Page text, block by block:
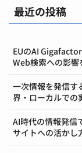
最近の投稿
EUのAI
Web検索への影響
一次情報を発信す
界・ローカルでの
AI時代の情報発信
サイトへの活かし